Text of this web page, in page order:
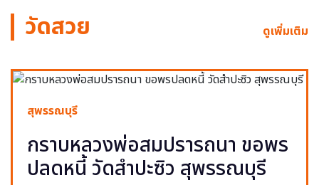
วัดสวย ดูเพิ่มเติม
สุพรรณบุรี
กราบหลวงพ่อสมปรารถนา ขอพร
ปลดหนี้ วัดสำปะซิว สุพรรณบุรี